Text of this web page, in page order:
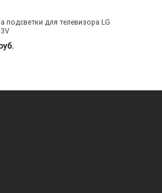
подсветки для телевизора LG